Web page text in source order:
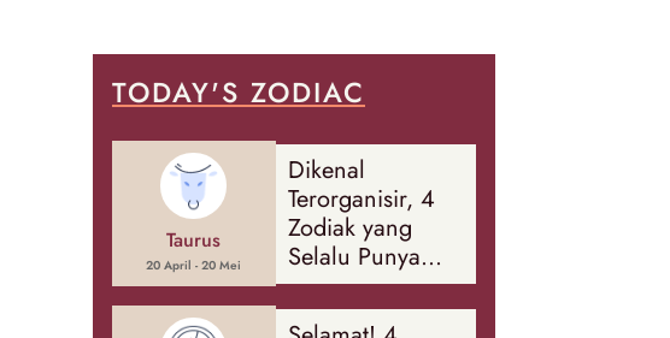
TODAY'S ZODIAC
Taurus
20 April - 20 Mei
Dikenal
Terorganisir, 4
Zodiak yang
Selalu Punya
Rencana
Cadangan Soal